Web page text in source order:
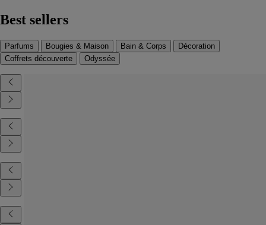
Best sellers
Parfums Bougies & Maison Bain & Corps
Décoration
Coffrets découverte
Odyssée